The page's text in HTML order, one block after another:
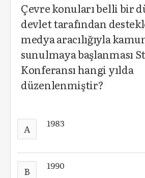
Çevre konuları belli bir
devlet tarafından
medya aracılığıyla
sunulmaya başlanması
Konferansı hangi yılda
düzenlenmiştir?
A 1983
B 1990